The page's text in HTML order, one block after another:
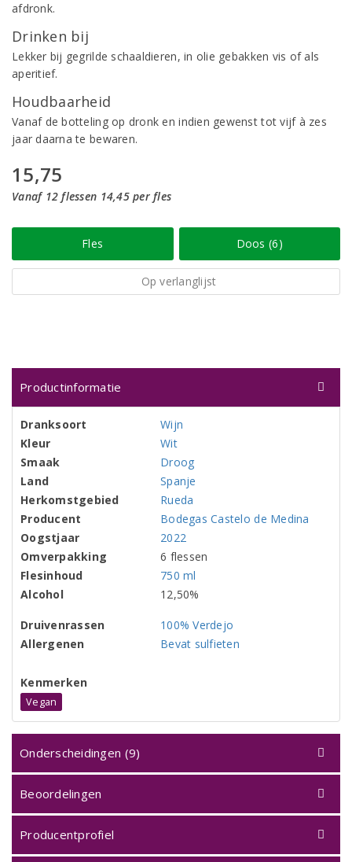
afdronk.
Drinken bij
Lekker bij gegrilde schaaldieren, in olie gebakken vis of als
aperitief.
Houdbaarheid
Vanaf de botteling op dronk en indien gewenst tot vijf à zes
jaar daarna te bewaren.
15,75
Vanaf 12 flessen 14,45 per fles
Fles Doos (6)
Op verlanglijst
Productinformatie
Dranksoort
Wijn
Kleur
Wit
Smaak
Droog
Land
Spanje
Herkomstgebied
Rueda
Producent
Bodegas Castelo de Medina
Oogstjaar
2022
Omverpakking
6 flessen
Flesinhoud
750 ml
Alcohol
12,50%
Druivenrassen
100% Verdejo
Allergenen
Bevat sulfieten
Kenmerken
Vegan
Onderscheidingen (9)
Beoordelingen
Producentprofiel